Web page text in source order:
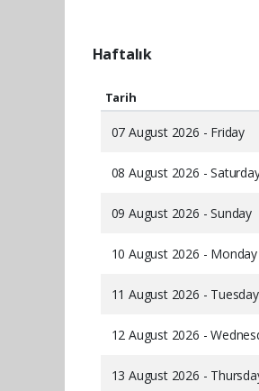
Haftalık
Tarih
07 August 2026 - Friday
08 August 2026 -
09 August 2026 - Sunday
10 August 2026 - Monday
11 August 2026 - Tuesday
12 August 2026 -
13 August 2026 -